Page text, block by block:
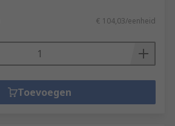
€ 104,03/eenheid
Toevoegen